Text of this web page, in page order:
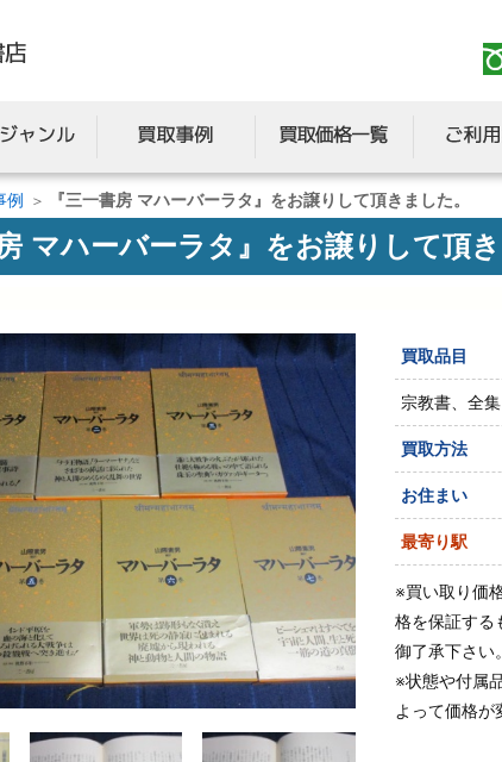
例 『三一書房 マハーバーラタ』をお譲りして頂きました。
マハーバーラタ』をお譲りして頂き
買取品目
宗教書、全集
買取方法
お住まい
最寄り駅
※買い取り価
格を保証する
御了承下さい。
※状態や付属
よって価格が